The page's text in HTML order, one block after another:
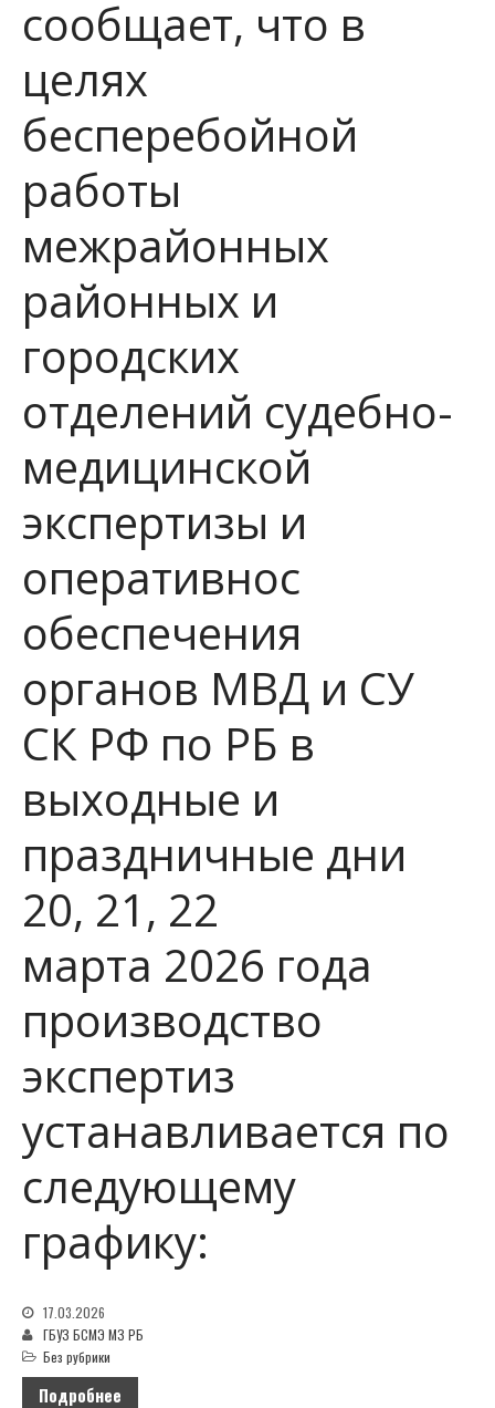
сообщает, что в
целях
бесперебойной
работы
межрайонных
районных и
городских
отделений судебно-
медицинской
экспертизы и
оперативнос
обеспечения
органов МВД и СУ
СК РФ по РБ в
выходные и
праздничные дни
20, 21, 22
марта 2026 года
производство
экспертиз
устанавливается по
следующему
графику:
17.03.2026
ГБУЗ БСМЭ МЗ РБ
Без рубрики
Подробнее